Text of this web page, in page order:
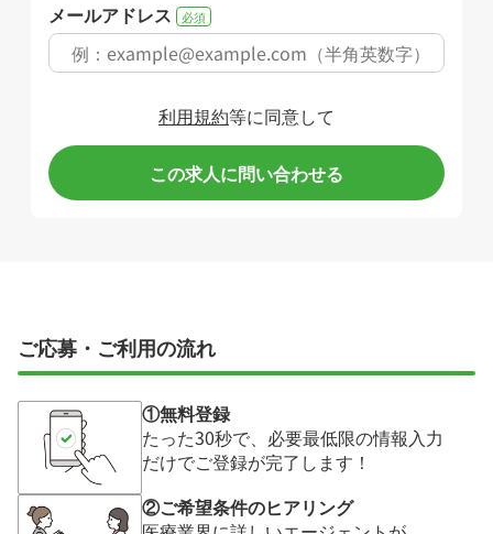
メールアドレス 必須
利用規約等に同意して
この求人に問い合わせる
ご応募・ご利用の流れ
①無料登録
たった30秒で、必要最低限の情報入力
だけでご登録が完了します！
②ご希望条件のヒアリング